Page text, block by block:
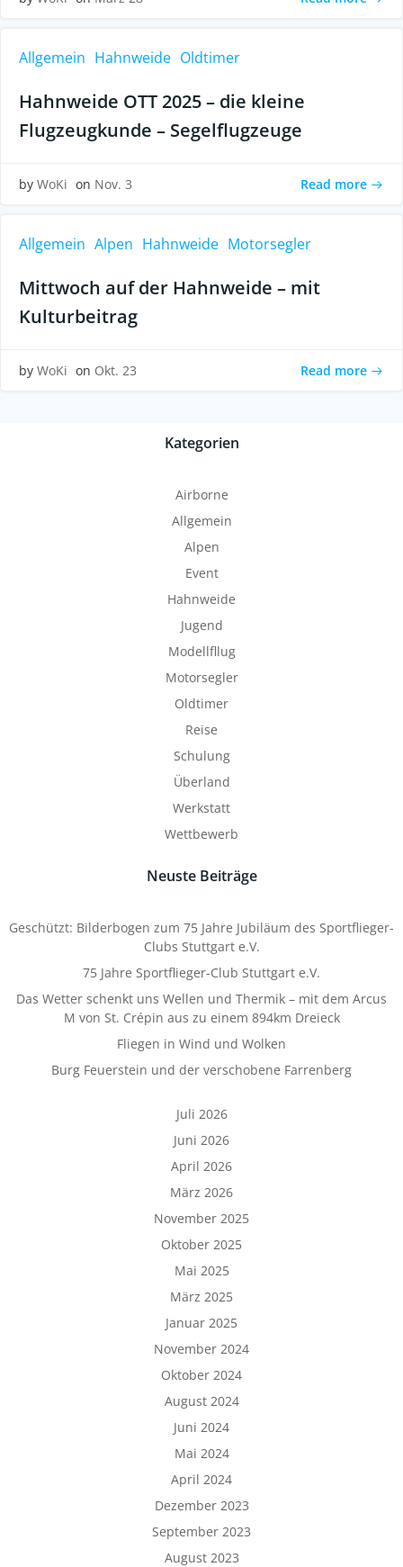
Allgemein Hahnweide Oldtimer
Hahnweide OTT 2025 – die kleine
Flugzeugkunde – Segelflugzeuge
by WoKi on Nov. 3 Read more
Allgemein Alpen Hahnweide Motorsegler
Mittwoch auf der Hahnweide – mit
Kulturbeitrag
by WoKi on Okt. 23 Read more
Kategorien
Airborne
Allgemein
Alpen
Event
Hahnweide
Jugend
Modellfllug
Motorsegler
Oldtimer
Reise
Schulung
Überland
Werkstatt
Wettbewerb
Neuste Beiträge
Geschützt: Bilderbogen zum 75 Jahre Jubiläum des Sportflieger-
Clubs Stuttgart e.V.
75 Jahre Sportflieger-Club Stuttgart e.V.
Das Wetter schenkt uns Wellen und Thermik – mit dem Arcus
M von St. Crépin aus zu einem 894km Dreieck
Fliegen in Wind und Wolken
Burg Feuerstein und der verschobene Farrenberg
Juli 2026
Juni 2026
April 2026
März 2026
November 2025
Oktober 2025
Mai 2025
März 2025
Januar 2025
November 2024
Oktober 2024
August 2024
Juni 2024
Mai 2024
April 2024
Dezember 2023
September 2023
August 2023